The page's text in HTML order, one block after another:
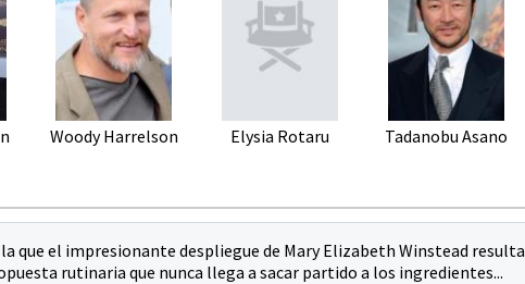
Woody Harrelson Elysia Rotaru Tadanobu Asano
que el impresionante despliegue de Mary Elizabeth Winstead resulta
rutinaria que nunca llega a sacar partido a los ingredientes...